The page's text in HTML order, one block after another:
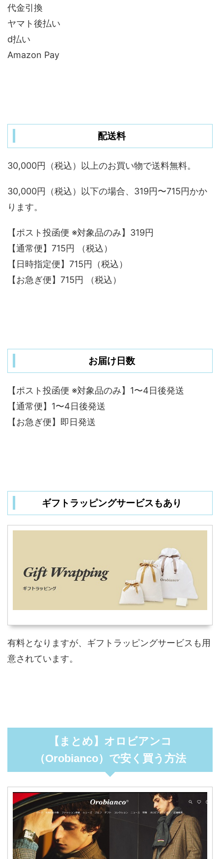
代金引換
ヤマト後払い
d払い
Amazon Pay
配送料
30,000円（税込）以上のお買い物で送料無料。
30,000円（税込）以下の場合、319円〜715円かか
ります。
【ポスト投函便 ※対象品のみ】319円
【通常便】715円 （税込）
【日時指定便】715円（税込）
【お急ぎ便】715円 （税込）
お届け日数
【ポスト投函便 ※対象品のみ】1〜4日後発送
【通常便】1〜4日後発送
【お急ぎ便】即日発送
ギフトラッピングサービスもあり
有料となりますが、ギフトラッピングサービスも用
意されています。
【まとめ】オロビアンコ
（Orobianco）で安く買う方法